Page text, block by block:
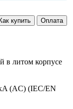
Как купить
Оплата
в литом корпусе
(AC) (IEC/EN